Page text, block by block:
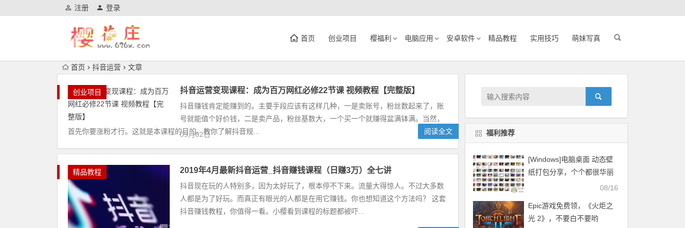
注册 登录
首页 创业项目 樱福利 电脑应用 安卓软件 精品教程 实用技巧 萌妹写真
首页 抖音运营 文章
创业项目 抖音运营变现课程：成为百万网红必修22节课 视频教程【完整版】
抖音赚钱肯定能赚到的。主要手段应该有这样几种，一是卖账号，粉丝数起来了，账
号就能值个好价钱，二是卖产品，粉丝基数大，一个买一个就赚得盆满钵满。当然，
首先你要涨粉才行。这就是本课程的目的。教你了解抖音规...
09月02日 阅读全文
精品教程 2019年4月最新抖音运营_抖音赚钱课程（日赚3万）全七讲
抖音现在玩的人特别多，因为太好玩了，根本停不下来。流量大得惊人。不过大多数
人都是为了好玩。而真正有眼光的人都是在用它赚钱。你也想知道这个方法吗？ 这套
抖音赚钱教程，你值得一看。小樱看到课程的标题都被吓...
福利推荐
[Windows]电脑桌面 动态壁
纸打包分享，个个都很华丽
08/16
Epic游戏免费领，《火炬之
光 2》，不要白不要哟